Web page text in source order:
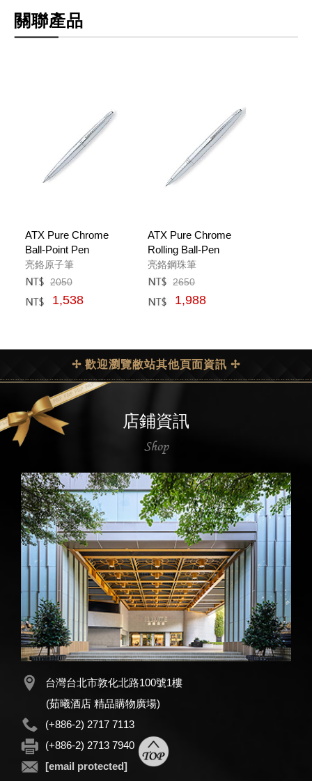
關聯產品
ATX Pure Chrome
Ball-Point Pen
亮鉻原子筆
定價﹕ 2050
網購﹕
1,538
ATX Pure Chrome
Rolling Ball-Pen
亮鉻鋼珠筆
定價﹕2650
網購﹕
1,988
✢ 歡迎瀏覽敝站其他頁面資訊 ✢
店鋪資訊
Shop
台灣台北市敦化北路100號1樓
(茹曦酒店 精品購物廣場)
(+886-2) 2717 7113
(+886-2) 2713 7940
[email protected]